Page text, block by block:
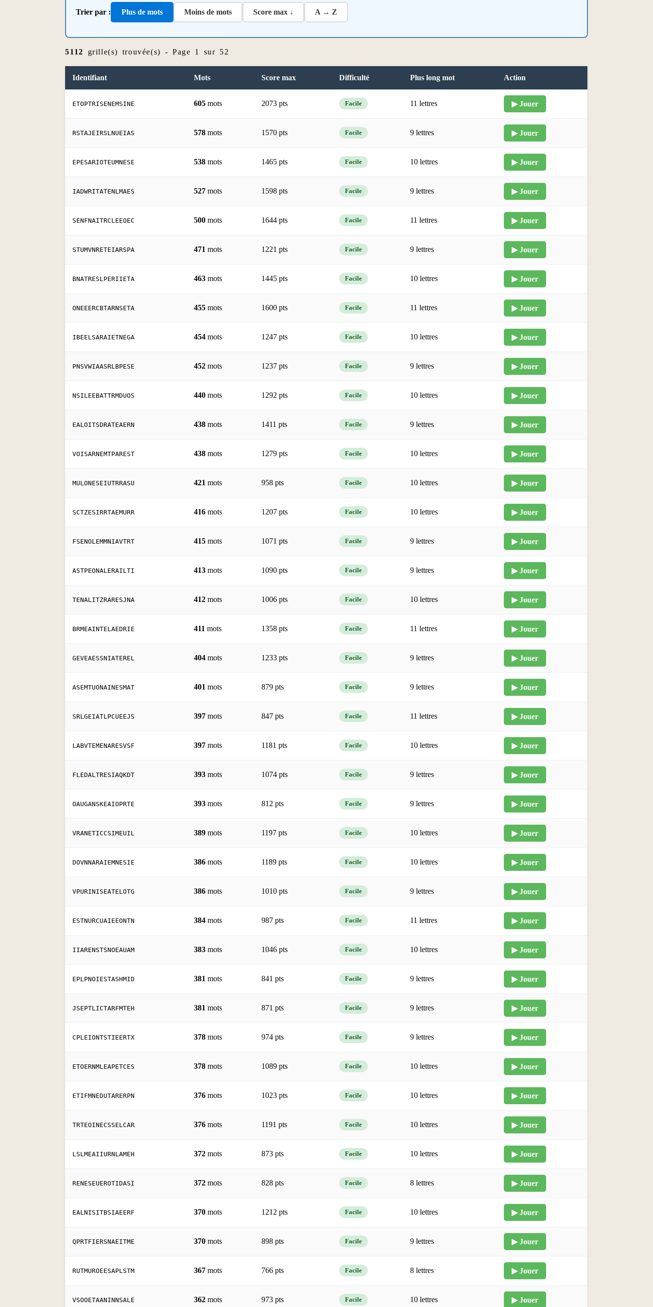
Trier par : Plus de mots Moins de mots Score max ↓ A → Z
5112 grille(s) trouvée(s) - Page 1 sur 52
Identifiant Mots Score max Difficulté Plus long mot Action
ETOPTRISENEMSINE 605 mots 2073 pts Facile 11 lettres ▶ Jouer
RSTAJEIRSLNUEIAS 578 mots 1570 pts Facile 9 lettres ▶ Jouer
EPESARIOTEUMNESE 538 mots 1465 pts Facile 10 lettres ▶ Jouer
IADWRITATENLMAES 527 mots 1598 pts Facile 9 lettres ▶ Jouer
SENFNAITRCLEEOEC 500 mots 1644 pts Facile 11 lettres ▶ Jouer
STUMVNRETEIARSPA 471 mots 1221 pts Facile 9 lettres ▶ Jouer
BNATRESLPERIIETA 463 mots 1445 pts Facile 10 lettres ▶ Jouer
ONEEERCBTARNSETA 455 mots 1600 pts Facile 11 lettres ▶ Jouer
IBEELSARAIETNEGA 454 mots 1247 pts Facile 10 lettres ▶ Jouer
PNSVWIAASRLBPESE 452 mots 1237 pts Facile 9 lettres ▶ Jouer
NSILEEBATTRMDUOS 440 mots 1292 pts Facile 10 lettres ▶ Jouer
EALOITSDRATEAERN 438 mots 1411 pts Facile 9 lettres ▶ Jouer
VOISARNEMTPAREST 438 mots 1279 pts Facile 10 lettres ▶ Jouer
MULONESEIUTRRASU 421 mots 958 pts Facile 10 lettres ▶ Jouer
SCTZESIRRTAEMURR 416 mots 1207 pts Facile 10 lettres ▶ Jouer
FSENOLEMMNIAVTRT 415 mots 1071 pts Facile 9 lettres ▶ Jouer
ASTPEONALERAILTI 413 mots 1090 pts Facile 9 lettres ▶ Jouer
TENALITZRARESJNA 412 mots 1006 pts Facile 10 lettres ▶ Jouer
BRMEAINTELAEDRIE 411 mots 1358 pts Facile 11 lettres ▶ Jouer
GEVEAESSNIATEREL 404 mots 1233 pts Facile 9 lettres ▶ Jouer
ASEMTUONAINESMAT 401 mots 879 pts Facile 9 lettres ▶ Jouer
SRLGEIATLPCUEEJS 397 mots 847 pts Facile 11 lettres ▶ Jouer
LABVTEMENARESVSF 397 mots 1181 pts Facile 10 lettres ▶ Jouer
FLEDALTRESIAQKDT 393 mots 1074 pts Facile 9 lettres ▶ Jouer
OAUGANSKEAIOPRTE 393 mots 812 pts Facile 9 lettres ▶ Jouer
VRANETICCSIMEUIL 389 mots 1197 pts Facile 10 lettres ▶ Jouer
DOVNNARAIEMNESIE 386 mots 1189 pts Facile 10 lettres ▶ Jouer
VPURINISEATELOTG 386 mots 1010 pts Facile 9 lettres ▶ Jouer
ESTNURCUAIEEONTN 384 mots 987 pts Facile 11 lettres ▶ Jouer
IIARENSTSNOEAUAM 383 mots 1046 pts Facile 10 lettres ▶ Jouer
EPLPNOIESTASHMID 381 mots 841 pts Facile 9 lettres ▶ Jouer
JSEPTLICTARFMTEH 381 mots 871 pts Facile 9 lettres ▶ Jouer
CPLEIONTSTIEERTX 378 mots 974 pts Facile 9 lettres ▶ Jouer
ETOERNMLEAPETCES 378 mots 1089 pts Facile 10 lettres ▶ Jouer
ETIFMNEDUTARERPN 376 mots 1023 pts Facile 10 lettres ▶ Jouer
TRTEOINECSSELCAR 376 mots 1191 pts Facile 10 lettres ▶ Jouer
LSLMEAIIURNLAMEH 372 mots 873 pts Facile 10 lettres ▶ Jouer
RENESEUEROTIDASI 372 mots 828 pts Facile 8 lettres ▶ Jouer
EALNISITBSIAEERF 370 mots 1212 pts Facile 10 lettres ▶ Jouer
QPRTFIERSNAEITME 370 mots 898 pts Facile 9 lettres ▶ Jouer
RUTMUROEESAPLSTM 367 mots 766 pts Facile 8 lettres ▶ Jouer
VSOOETAANINNSALE 362 mots 973 pts Facile 10 lettres ▶ Jouer